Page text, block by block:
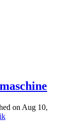
on Aug 10,